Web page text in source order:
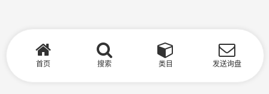
首页 搜索 类目 发送询盘